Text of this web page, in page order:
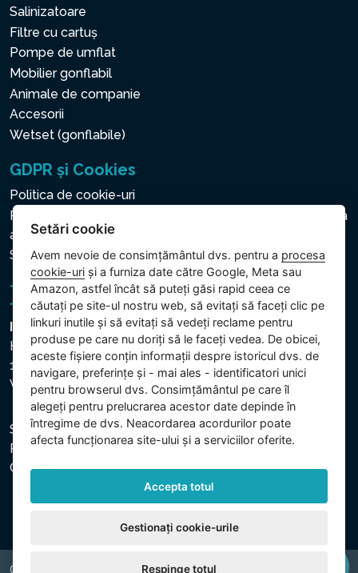
Salinizatoare
Filtre cu cartuș
Pompe de umflat
Mobilier gonflabil
Animale de companie
Accesorii
Wetset (gonflabile)
GDPR și Cookies
Politica de cookie-uri
Politica privind protecția datelor cu caracter personal și a
altor date prelucrate
Setări cookie
Intex Trading, s.r.o.
Hradecká 2526/3
130 00 Praha 3
Vinohrady - Česká republika
Societatea este înregistrată la Tribunalul Municipal din
Praga, secția C, dosar 74759. CUI: 26150808, CIF:
CZ26150808.
Copyright © 2026 INTEX TRADING s.r.o. All rights reserved.
Setări cookie
Avem nevoie de consimțământul dvs. pentru a procesa
cookie-uri și a furniza date către Google, Meta sau
Amazon, astfel încât să puteți găsi rapid ceea ce
căutați pe site-ul nostru web, să evitați să faceți clic pe
linkuri inutile și să evitați să vedeți reclame pentru
produse pe care nu doriți să le faceți vedea. De obicei,
aceste fișiere conțin informații despre istoricul dvs. de
navigare, preferințe și - mai ales - identificatori unici
pentru browserul dvs. Consimțământul pe care îl
alegeți pentru prelucrarea acestor date depinde în
întregime de dvs. Neacordarea acordurilor poate
afecta funcționarea site-ului și a serviciilor oferite.
Accepta totul
Gestionați cookie-urile
Respinge totul